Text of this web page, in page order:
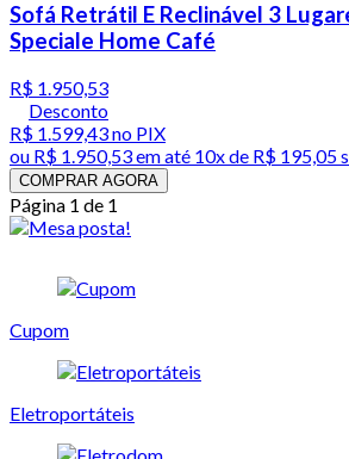
Sofá Retrátil E Reclinável 3
Speciale Home Café
R$ 1.950,53
Desconto
R$ 1.599,43no PIX
ou R$ 1.950,53em até 10x de R$ 195,05
COMPRAR AGORA
Página 1 de 1
Cupom
Eletroportáteis